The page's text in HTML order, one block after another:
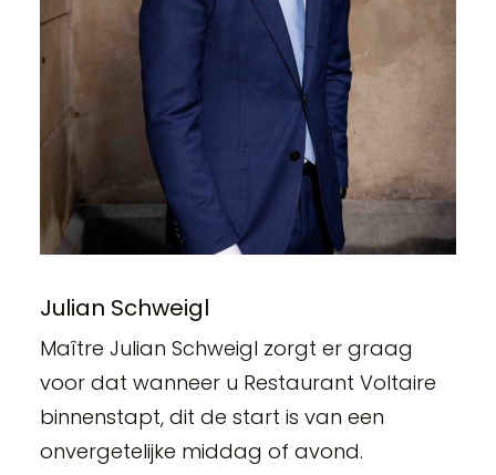
Julian Schweigl
Maître Julian Schweigl zorgt er graag
voor dat wanneer u Restaurant Voltaire
binnenstapt, dit de start is van een
onvergetelijke middag of avond.